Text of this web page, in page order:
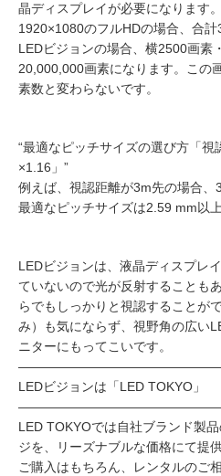
晶ディスプレイが必要になります
1920×1080のフルHDの場合、合計
LEDビジョンの場合、横2500画素
20,000,000画素になります。この
素数と変わらないです。
“最適なピッチサイズの選び方「視
×1.16」”
例えば、視認距離が3m先の場合、
最適なピッチサイズは2.59 mm以
LEDビジョンは、液晶ディスプレ
ていないので光が反射することも
らでもしっかりと視認することが
み）も気にならず、視野角の広い
ニターにもってこいです。
LEDビジョンは「LED TOKYO」
LED TOKYOでは自社ブランド製
ジを、リーズナブルな価格にて提
ご購入はもちろん、レンタルのご